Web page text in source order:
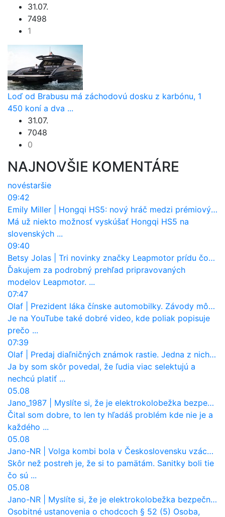
31.07.
7498
1
Loď od Brabusu má záchodovú dosku z karbónu, 1
450 koní a dva ...
31.07.
7048
0
NAJNOVŠIE KOMENTÁRE
novéstaršie
09:42
Emily Miller
Hongqi HS5: nový hráč medzi prémiovými SUV na Slovensku
Má už niekto možnosť vyskúšať Hongqi HS5 na
slovenských ...
09:40
Betsy Jolas
Tri novinky značky Leapmotor prídu čoskoro aj na Slovensko
Ďakujem za podrobný prehľad pripravovaných
modelov Leapmotor. ...
07:47
Olaf
Prezident láka čínske automobilky. Závody môžu prevziať po európskej značke
Je na YouTube také dobré video, kde poliak popisuje
prečo ...
07:39
Olaf
Predaj diaľničných známok rastie. Jedna z nich zaznamenala nečakane výrazný nárast
Ja by som skôr povedal, že ľudia viac selektujú a
nechcú platiť ...
05.08
Jano_1987
Myslíte si, že je elektrokolobežka bezpečná? Tento test odhalil vážny problém
Čital som dobre, to len ty hľadáš problém kde nie je a
každého ...
05.08
Jano-NR
Volga kombi bola v Československu vzácnosť. Jazdila ako sanitka, aj pre Verejnú bezpečnosť
Skôr než postreh je, že si to pamätám. Sanitky boli tie
čo sú ...
05.08
Jano-NR
Myslíte si, že je elektrokolobežka bezpečná? Tento test odhalil vážny problém
Osobitné ustanovenia o chodcoch § 52 (5) Osoba,